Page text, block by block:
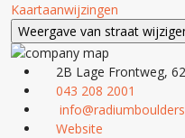
Kaartaanwijzingen
2B Lage Frontweg,
043 208 2001
Website